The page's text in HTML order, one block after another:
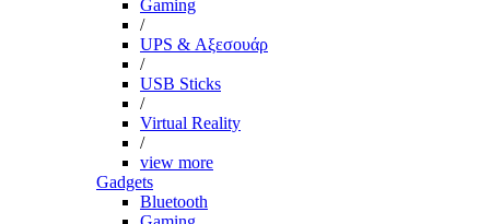
Gaming
/
UPS & Αξεσουάρ
/
USB Sticks
/
Virtual Reality
/
view more
Gadgets
Bluetooth